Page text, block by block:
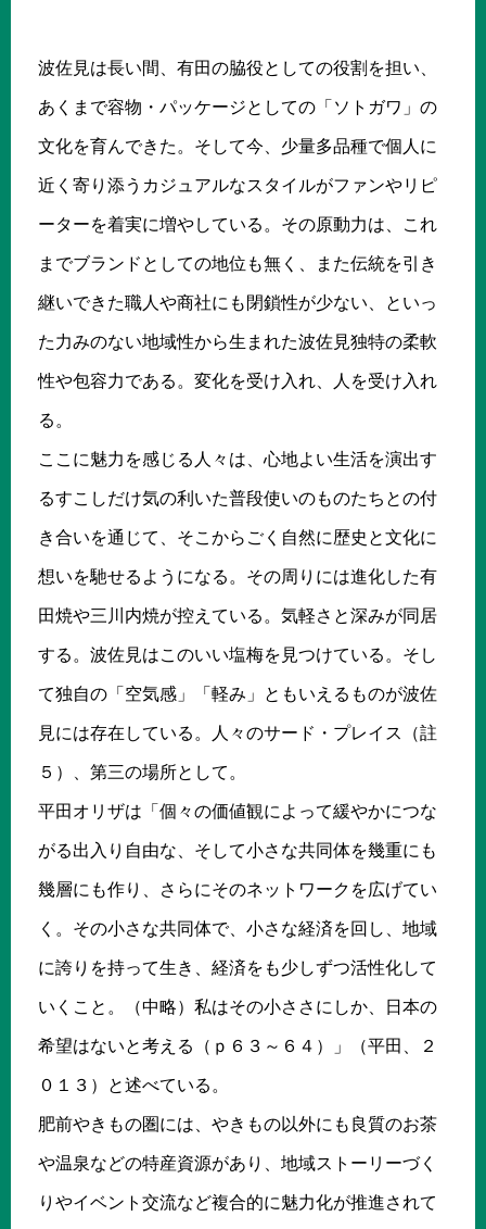
波佐見は長い間、有田の脇役としての役割を担い、
あくまで容物・パッケージとしての「ソトガワ」の
文化を育んできた。そして今、少量多品種で個人に
近く寄り添うカジュアルなスタイルがファンやリピ
ーターを着実に増やしている。その原動力は、これ
までブランドとしての地位も無く、また伝統を引き
継いできた職人や商社にも閉鎖性が少ない、といっ
た力みのない地域性から生まれた波佐見独特の柔軟
性や包容力である。変化を受け入れ、人を受け入れ
る。
ここに魅力を感じる人々は、心地よい生活を演出す
るすこしだけ気の利いた普段使いのものたちとの付
き合いを通じて、そこからごく自然に歴史と文化に
想いを馳せるようになる。その周りには進化した有
田焼や三川内焼が控えている。気軽さと深みが同居
する。波佐見はこのいい塩梅を見つけている。そし
て独自の「空気感」「軽み」ともいえるものが波佐
見には存在している。人々のサード・プレイス（註
５）、第三の場所として。
平田オリザは「個々の価値観によって緩やかにつな
がる出入り自由な、そして小さな共同体を幾重にも
幾層にも作り、さらにそのネットワークを広げてい
く。その小さな共同体で、小さな経済を回し、地域
に誇りを持って生き、経済をも少しずつ活性化して
いくこと。（中略）私はその小ささにしか、日本の
希望はないと考える（ｐ６３～６４）」（平田、２
０１３）と述べている。
肥前やきもの圏には、やきもの以外にも良質のお茶
や温泉などの特産資源があり、地域ストーリーづく
りやイベント交流など複合的に魅力化が推進されて